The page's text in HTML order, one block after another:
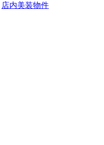
店内美装物件